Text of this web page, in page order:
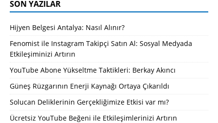
SON YAZILAR
Hijyen Belgesi Antalya: Nasıl Alınır?
Fenomist ile Instagram Takipçi Satın Al: Sosyal Medyada
Etkileşiminizi Artırın
YouTube Abone Yükseltme Taktikleri: Berkay Akıncı
Güneş Rüzgarının Enerji Kaynağı Ortaya Çıkarıldı
Solucan Deliklerinin Gerçekliğimize Etkisi var mı?
Ücretsiz YouTube Beğeni ile Etkileşimlerinizi Artırın